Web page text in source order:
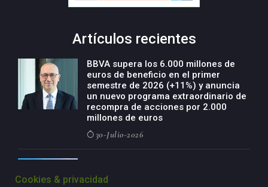
Artículos recientes
BBVA supera los 6.000 millones de
euros de beneficio en el primer
semestre de 2026 (+11%) y anuncia
un nuevo programa extraordinario de
recompra de acciones por 2.000
millones de euros
30-Julio-2026
negocio agro con un modelo global
Cookies & privacidad